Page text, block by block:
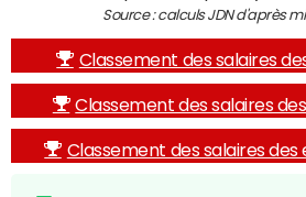
Source : calculs JDN d'après
Classement des salaires
Classement des salaires
Classement des salaires